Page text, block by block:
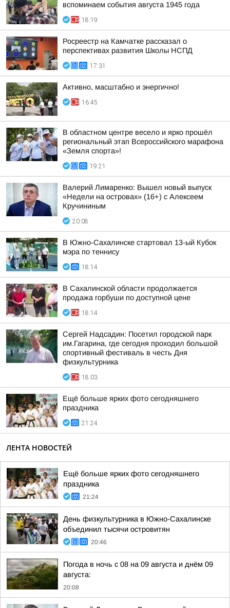
вспоминаем события августа 1945 года
18:19
Росреестр на Камчатке рассказал о
перспективах развития Школы НСПД
17:31
Активно, масштабно и энергично!
16:45
В областном центре весело и ярко прошёл
региональный этап Всероссийского марафона
«Земля спорта»!
19:21
Валерий Лимаренко: Вышел новый выпуск
«Недели на островах» (16+) с Алексеем
Кручининым
20:08
В Южно-Сахалинске стартовал 13-ый Кубок
мэра по теннису
18:14
В Сахалинской области продолжается
продажа горбуши по доступной цене
18:14
Сергей Надсадин: Посетил городской парк
им.Гагарина, где сегодня проходил большой
спортивный фестиваль в честь Дня
физкультурника
18:03
Ещё больше ярких фото сегодняшнего
праздника
21:24
ЛЕНТА НОВОСТЕЙ
Ещё больше ярких фото сегодняшнего
праздника
21:24
День физкультурника в Южно-Сахалинске
объединил тысячи островитян
20:46
Погода в ночь с 08 на 09 августа и днём 09
августа:
20:08